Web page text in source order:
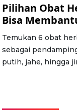
Pilihan Obat
Bisa
Temukan 6 obat
sebagai
putih, jahe, hingga